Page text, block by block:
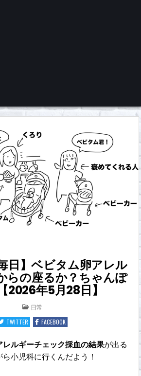
日】ベビタム卵アレル
らの座るか？ちゃんぽ
2026年5月28日】
POSTED
IN
日常
TWITTER
FACEBOOK
レルギーチェック採血の結果が出る
小児科に行くんだよう！